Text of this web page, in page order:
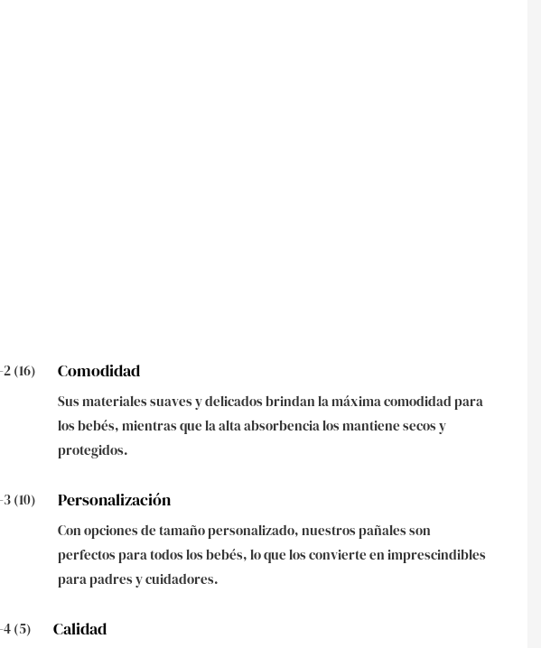
Comodidad
Sus materiales suaves y delicados brindan la máxima comodidad para
los bebés, mientras que la alta absorbencia los mantiene secos y
protegidos.
Personalización
Con opciones de tamaño personalizado, nuestros pañales son
perfectos para todos los bebés, lo que los convierte en imprescindibles
para padres y cuidadores.
Calidad